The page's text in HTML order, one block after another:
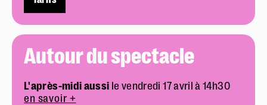
Autour du spectacle
L'après-midi aussi le vendredi 17 avril à 14h30
en savoir +